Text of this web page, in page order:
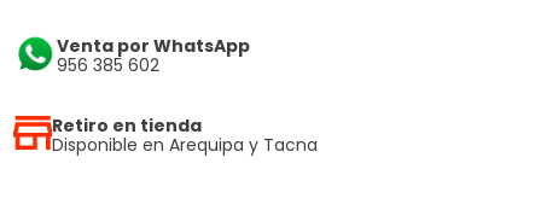
Venta por WhatsApp
956 385 602
Retiro en tienda
Disponible en Arequipa y Tacna